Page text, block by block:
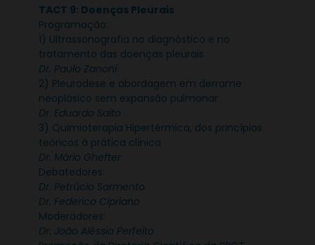
TACT 9: Doenças Pleurais
Programação:
1) Ultrassonografia no diagnóstico e no
tratamento das doenças pleurais
Dr. Paulo Zanoni
2) Pleurodese e abordagem em derrame
neoplásico sem expansão pulmonar
Dr. Eduardo Saito
3) Quimioterapia Hipertérmica, dos princípios
teóricos à prática clínica
Dr. Mário Ghefter
Debatedores:
Dr. Petrúcio Sarmento
Dr. Federico Cipriano
Moderadores:
Dr. João Aléssio Perfeito